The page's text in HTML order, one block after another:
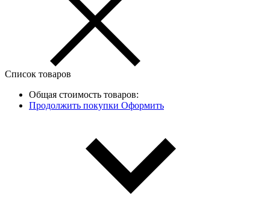
Список товаров
Общая стоимость товаров:
Продолжить покупки Оформить